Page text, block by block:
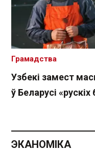
Узбекі замест
ў Беларусі «рускіх
Грамадства
ЭКАНОМІКА